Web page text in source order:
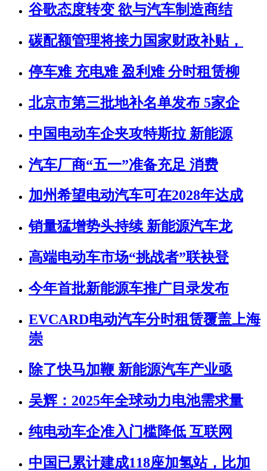
谷歌态度转变 欲与汽车制造商结
碳配额管理将接力国家财政补贴，
停车难 充电难 盈利难 分时租赁柳
北京市第三批地补名单发布 5家企
中国电动车企夹攻特斯拉 新能源
汽车厂商“五一”准备充足 消费
加州希望电动汽车可在2028年达成
销量猛增势头持续 新能源汽车龙
高端电动车市场“挑战者”联袂登
今年首批新能源车推广目录发布
EVCARD电动汽车分时租赁覆盖上海
崇
除了快马加鞭 新能源汽车产业亟
吴辉：2025年全球动力电池需求量
纯电动车企准入门槛降低 互联网
中国已累计建成118座加氢站，比加